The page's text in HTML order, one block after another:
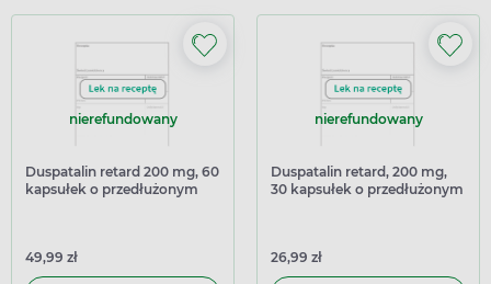
nierefundowany
Duspatalin retard 200 mg, 60
kapsułek o przedłużonym
49,99 zł
nierefundowany
Duspatalin retard, 200 mg,
30 kapsułek o przedłużonym
26,99 zł